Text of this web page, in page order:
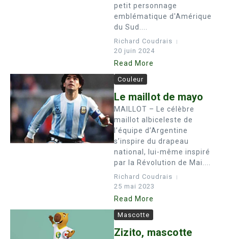
petit personnage
emblématique d'Amérique
du Sud....
Richard Coudrais
20 juin 2024
Read More
Couleur
Le maillot de mayo
MAILLOT – Le célèbre
maillot albiceleste de
l’équipe d’Argentine
s’inspire du drapeau
national, lui-même inspiré
par la Révolution de Mai....
Richard Coudrais
25 mai 2023
Read More
Mascotte
Zizito, mascotte